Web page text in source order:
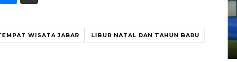
WISATA JABAR LIBUR NATAL DAN TAHUN BARU
Balikpapan